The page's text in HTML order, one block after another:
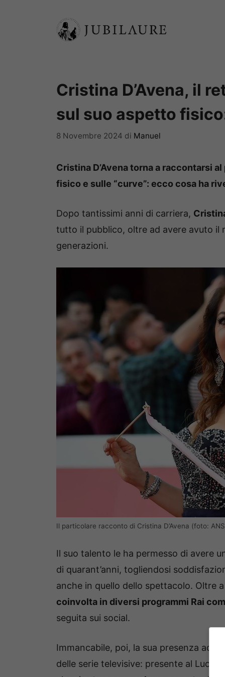
Cristina D’Avena, il
sul suo aspetto
8 Novembre 2024 di Manuel
Cristina D’Avena torna a raccontarsi
fisico e sulle “curve”: ecco cosa ha
Dopo tantissimi anni di carriera,
tutto il pubblico, oltre ad avere avuto il
generazioni.
Il particolare racconto di Cristina D’Avena (foto:
Il suo talento le ha permesso di avere
di quarant’anni, togliendosi
anche in quello dello spettacolo. Oltre
coinvolta in diversi programmi Rai
seguita sui social.
Immancabile, poi, la sua presenza ad
delle serie televisive: presente al